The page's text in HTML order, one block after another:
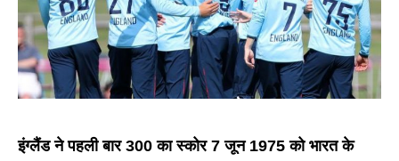
इंग्लैंड ने पहली बार 300 का स्कोर 7 जून 1975 को भारत के